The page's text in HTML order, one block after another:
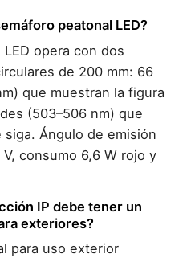
peatonal LED?
opera con dos
de 200 mm: 66
que muestran la figura
(503–506 nm) que
Ángulo de emisión
V, consumo 6,6 W rojo y
IP debe tener un
exteriores?
para uso exterior